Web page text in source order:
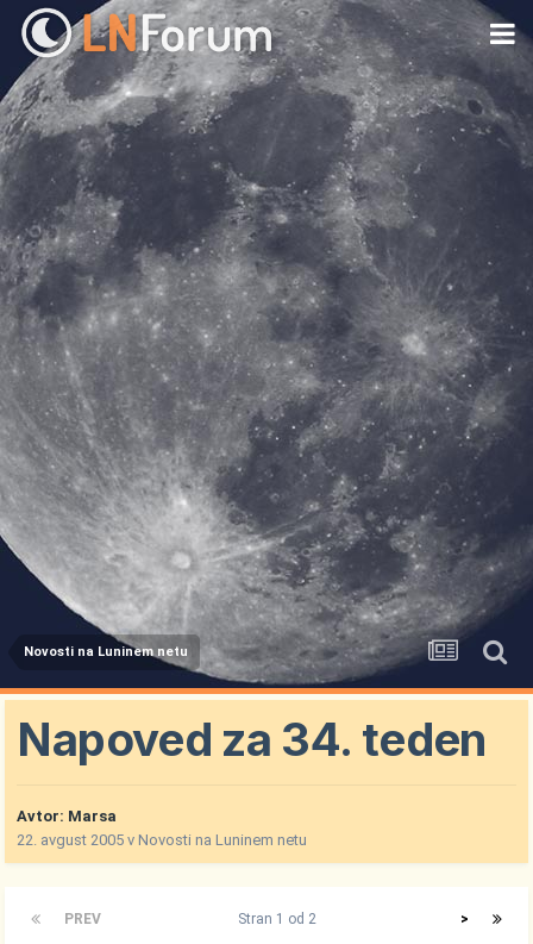
Novosti na Luninem netu
Napoved za 34. teden
Avtor: Marsa
22. avgust 2005 vNovosti na Luninem netu
PREV >
Stran 1 od 2